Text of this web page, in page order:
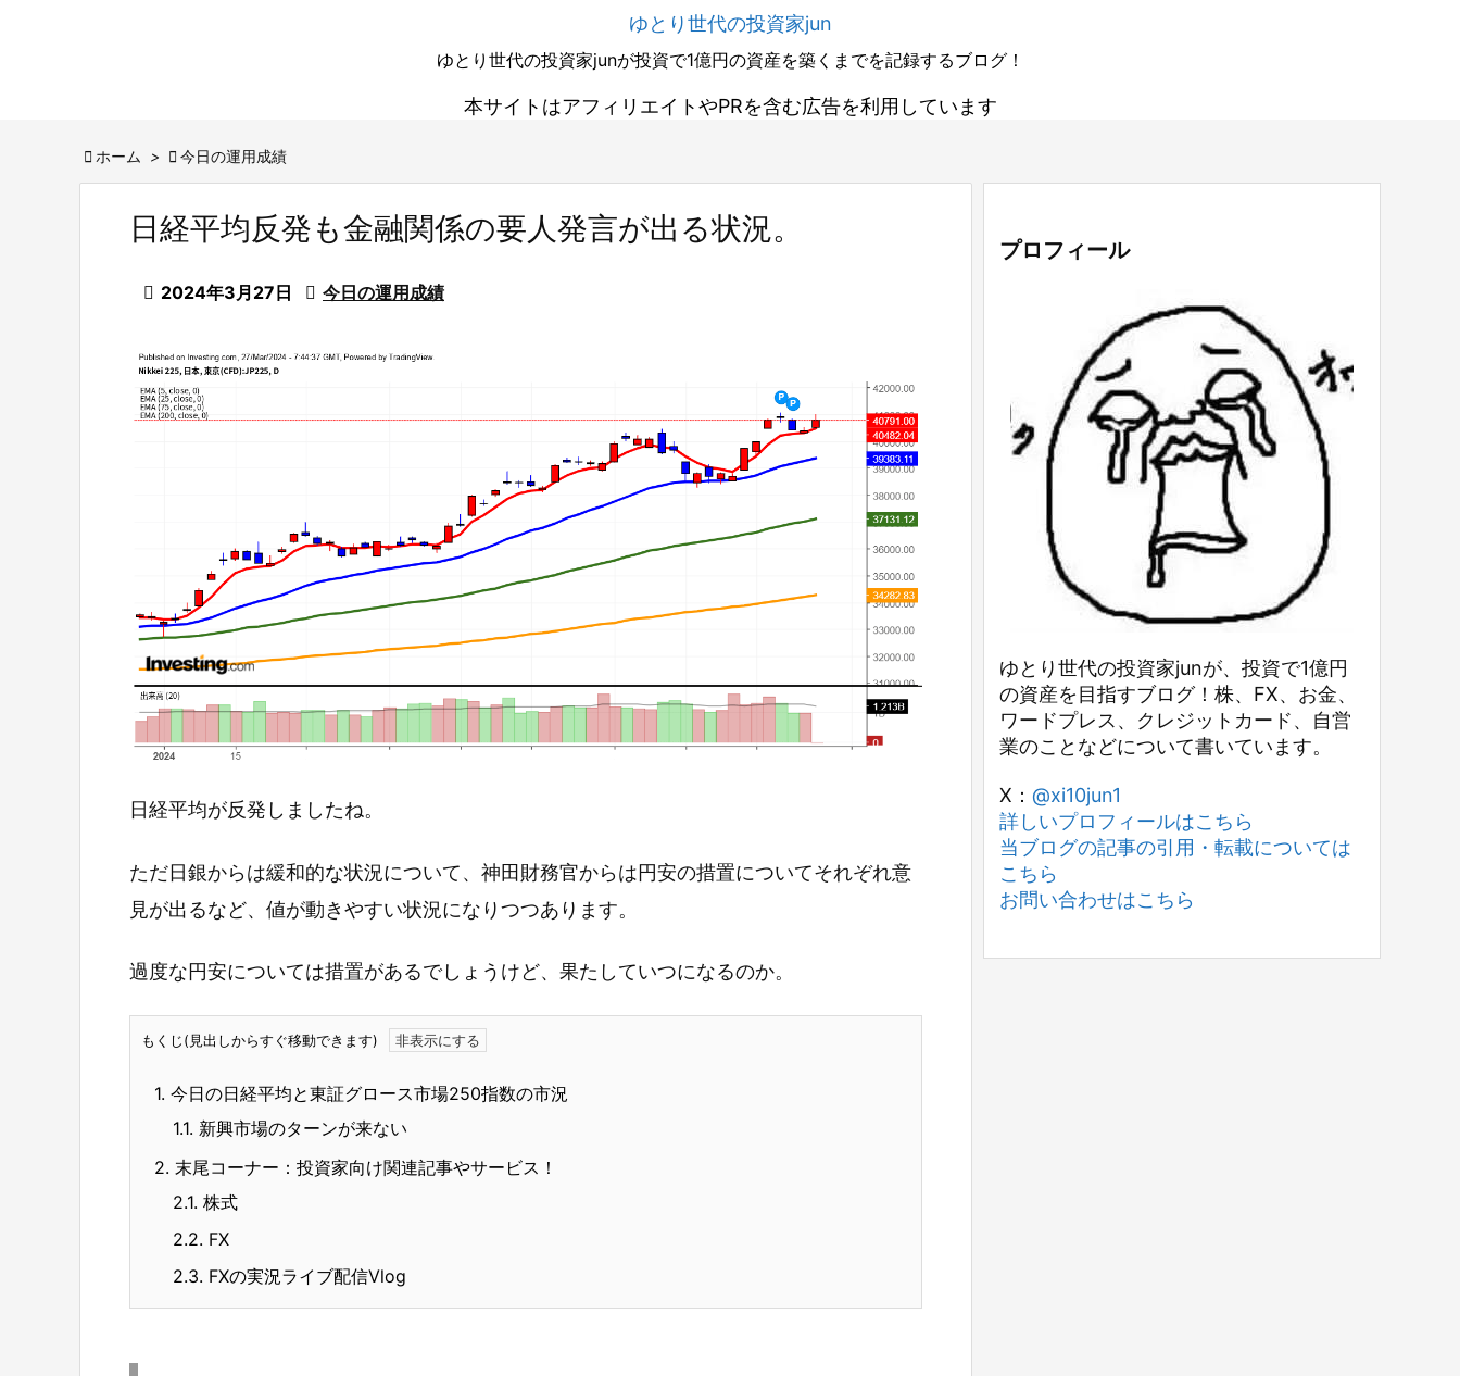
ゆとり世代の投資家jun
ゆとり世代の投資家junが投資で1億円の資産を築くまでを記録するブログ！
本サイトはアフィリエイトやPRを含む広告を利用しています
 ホーム >  今日の運用成績
日経平均反発も金融関係の要人発言が出る状況。
 2024年3月27日  今日の運用成績
日経平均が反発しましたね。
ただ日銀からは緩和的な状況について、神田財務官からは円安の措置についてそれぞれ意
見が出るなど、値が動きやすい状況になりつつあります。
過度な円安については措置があるでしょうけど、果たしていつになるのか。
もくじ(見出しからすぐ移動できます)
1. 今日の日経平均と東証グロース市場250指数の市況
1.1. 新興市場のターンが来ない
2. 末尾コーナー：投資家向け関連記事やサービス！
2.1. 株式
2.2. FX
2.3. FXの実況ライブ配信Vlog
プロフィール
ゆとり世代の投資家junが、投資で1億円
の資産を目指すブログ！株、FX、お金、
ワードプレス、クレジットカード、自営
業のことなどについて書いています。
X： @xi10jun1
詳しいプロフィールはこちら
当ブログの記事の引用・転載については
こちら
お問い合わせはこちら